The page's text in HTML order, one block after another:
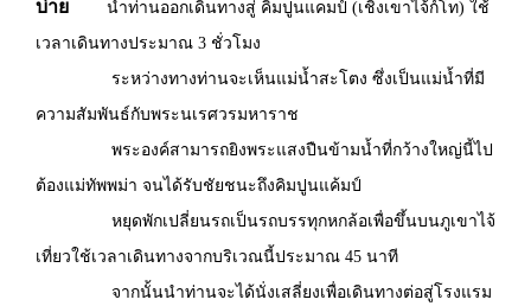
บ่าย นำท่านออกเดินทางสู่ คิมปูนแคมป์ (เชิงเขาไจ้ก์โท) ใช้
เวลาเดินทางประมาณ 3 ชั่วโมง
ระหว่างทางท่านจะเห็นแม่น้ำสะโตง ซึ่งเป็นแม่น้ำที่มี
ความสัมพันธ์กับพระนเรศวรมหาราช
พระองค์สามารถยิงพระแสงปืนข้ามน้ำที่กว้างใหญ่นี้ไป
ต้องแม่ทัพพม่า จนได้รับชัยชนะถึงคิมปูนแค้มป์
หยุดพักเปลี่ยนรถเป็นรถบรรทุกหกล้อเพื่อขึ้นบนภูเขาไจ้
เที่ยวใช้เวลาเดินทางจากบริเวณนี้ประมาณ 45 นาที
จากนั้นนำท่านจะได้นั่งเสลี่ยงเพื่อเดินทางต่อสู่โรงแรม